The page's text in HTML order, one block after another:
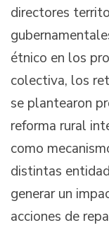
directores
étnico en los
colectiva, los
se plantearon
reforma rural
como
distintas
generar un
acciones de